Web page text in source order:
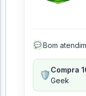
💬 Bom
🛡️Compra
Geek